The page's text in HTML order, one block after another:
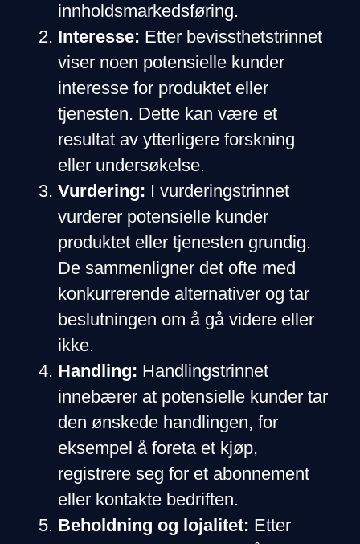
innholdsmarkedsføring.
Interesse: Etter bevissthetstrinnet
viser noen potensielle kunder
interesse for produktet eller
tjenesten. Dette kan være et
resultat av ytterligere forskning
eller undersøkelse.
Vurdering: I vurderingstrinnet
vurderer potensielle kunder
produktet eller tjenesten grundig.
De sammenligner det ofte med
konkurrerende alternativer og tar
beslutningen om å gå videre eller
ikke.
Handling: Handlingstrinnet
innebærer at potensielle kunder tar
den ønskede handlingen, for
eksempel å foreta et kjøp,
registrere seg for et abonnement
eller kontakte bedriften.
Beholdning og lojalitet: Etter